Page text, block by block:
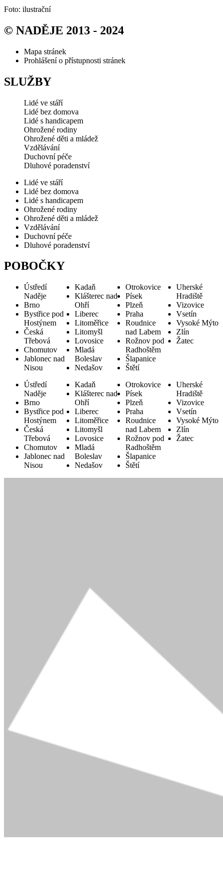
Foto: ilustrační
© NADĚJE 2013 - 2024
Mapa stránek
Prohlášení o přístupnosti stránek
SLUŽBY
Lidé ve stáří
Lidé bez domova
Lidé s handicapem
Ohrožené rodiny
Ohrožené děti a mládež
Vzdělávání
Duchovní péče
Dluhové poradenství
Lidé ve stáří
Lidé bez domova
Lidé s handicapem
Ohrožené rodiny
Ohrožené děti a mládež
Vzdělávání
Duchovní péče
Dluhové poradenství
POBOČKY
Ústředí
Naděje
Brno
Bystřice pod
Hostýnem
Česká
Třebová
Chomutov
Jablonec nad
Nisou
Kadaň
Klášterec nad
Ohří
Liberec
Litoměřice
Litomyšl
Lovosice
Mladá
Boleslav
Nedašov
Otrokovice
Písek
Plzeň
Praha
Roudnice
nad Labem
Rožnov pod
Radhoštěm
Šlapanice
Štětí
Uherské
Hradiště
Vizovice
Vsetín
Vysoké Mýto
Zlín
Žatec
Ústředí
Naděje
Brno
Bystřice pod
Hostýnem
Česká
Třebová
Chomutov
Jablonec nad
Nisou
Kadaň
Klášterec nad
Ohří
Liberec
Litoměřice
Litomyšl
Lovosice
Mladá
Boleslav
Nedašov
Otrokovice
Písek
Plzeň
Praha
Roudnice
nad Labem
Rožnov pod
Radhoštěm
Šlapanice
Štětí
Uherské
Hradiště
Vizovice
Vsetín
Vysoké Mýto
Zlín
Žatec